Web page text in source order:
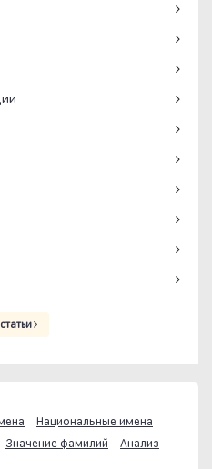
Национальные имена
Значение фамилий
Анализ